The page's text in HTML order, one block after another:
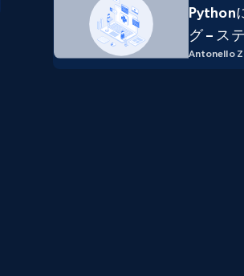
Python
グ – ス
Antonello